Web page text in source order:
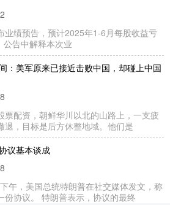
业绩预告，预计2025年1-6月每股收益亏
告中解释本次业
：美军原来已接近击败中国，却碰上中国
票配资，朝鲜华川以北的山路上，一支疲
退，目标是后方休整地域。他们是
议基本谈成
午，美国总统特朗普在社交媒体发文，称
份协议。 特朗普表示，协议的最终